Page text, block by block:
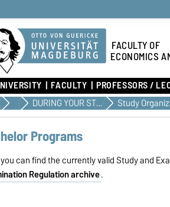
FACULTY OF
ECONOMICS
FACULTY PROFESSORS /
Teaching DURING YOUR STUDIES
Programs
can find the currently valid Study and
Regulation archive.